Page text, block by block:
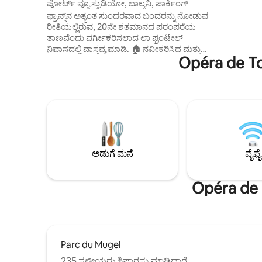
ಪೋರ್ಟ್ ವ್ಯೂ ಸ್ಟುಡಿಯೋ, ಬಾಲ್ಕನಿ, ಪಾರ್ಕಿಂಗ್
ಫ್ರಾನ್ಸ್‌ನ ಅತ್ಯಂತ ಸುಂದರವಾದ ಬಂದರನ್ನು ನೋಡುವ
ರೀತಿಯಲ್ಲಿರುವ, 20ನೇ ಶತಮಾನದ ಪರಂಪರೆಯ
ತಾಣವೆಂದು ವರ್ಗೀಕರಿಸಲಾದ ಲಾ ಫ್ರಂಟೇಲ್
ನಿವಾಸದಲ್ಲಿ ವಾಸ್ತವ್ಯ ಮಾಡಿ. 🏠 ನವೀಕರಿಸಿದ ಮತ್ತು
ಹವಾನಿಯಂತ್ರಿತ ಸ್ಟುಡಿಯೋ ಅಪಾರ್ಟ್‌ಮೆಂಟ್ •
ಡಬಲ್ ಗ್ಲೇಸಿಂಗ್ ಮತ್ತು ಬಲವರ್ಧಿತ ಬಾಗಿಲು
ಬಂದರಿನಲ್ಲಿ, ರೈಲು ನಿಲ್ದಾಣದ ಹತ್ತಿರ, ಕಡಲತೀರಗಳು
ಮತ್ತು ಪೋರ್ಕೆರೋಲ್ಸ್‌ಗೆ ಹೋಗಲು ಪಿಯರ್‌ಗಳು.
ಟೌಲಾನ್ ಅನ್ನು ಕಾಲ್ನಡಿಗೆಯಲ್ಲಿ ಅನ್ವೇಷಿಸಲು
Opéra de
ಅಡುಗೆ ಮನೆ ವೈಫೈ
Opéra de
Parc du Mugel